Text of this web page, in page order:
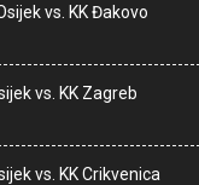
vs. KK Đakovo
vs. KK Zagreb
vs. KK Crikvenica